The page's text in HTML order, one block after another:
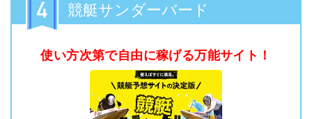
競艇サンダーバード
使い方次第で自由に稼げる万能サイト！